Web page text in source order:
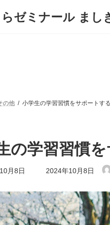
ゼミナール まし
の他 小学生の学習習慣をサポートす
の学習習慣
月8日
最
終
新
日
時
:
2024年10月8日